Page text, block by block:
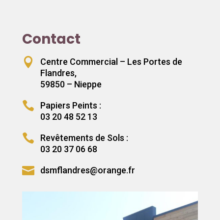
Contact

Centre Commercial – Les Portes de
Flandres,
59850 – Nieppe

Papiers Peints :
03 20 48 52 13

Revêtements de Sols :
03 20 37 06 68
 dsmflandres@orange.fr